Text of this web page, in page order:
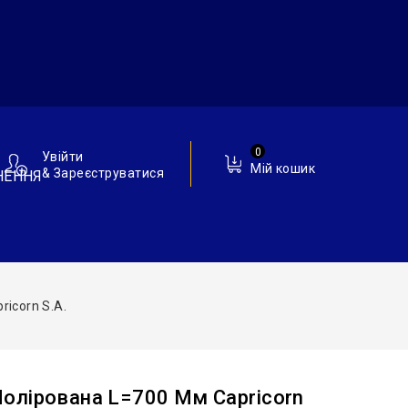
Мій кошик
0
Увійти
& Зареєструватися
S.A.
L=700 Мм Capricorn